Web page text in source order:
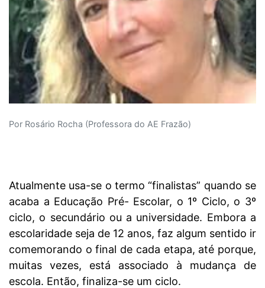
Por Rosário Rocha (Professora do AE Frazão)
Atualmente usa-se o termo “finalistas” quando se
acaba a Educação Pré- Escolar, o 1º Ciclo, o 3º
ciclo, o secundário ou a universidade. Embora a
escolaridade seja de 12 anos, faz algum sentido ir
comemorando o final de cada etapa, até porque,
muitas vezes, está associado à mudança de
escola. Então, finaliza-se um ciclo.